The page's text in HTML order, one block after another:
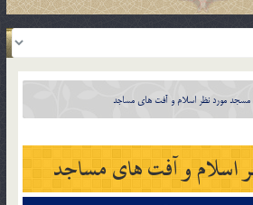
مسجد مورد نظر اسلام و آفت های مساجد
اسلام و آفت های مساجد